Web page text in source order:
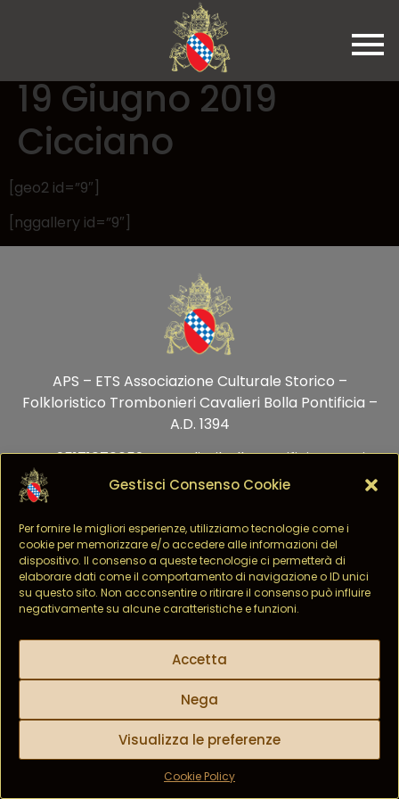
Gestisci Consenso Cookie
Per fornire le migliori esperienze, utilizziamo tecnologie come i
cookie per memorizzare e/o accedere alle informazioni del
dispositivo. Il consenso a queste tecnologie ci permetterà di
elaborare dati come il comportamento di navigazione o ID unici
su questo sito. Non acconsentire o ritirare il consenso può influire
negativamente su alcune caratteristiche e funzioni.
Accetta
Nega
Visualizza le preferenze
Cookie Policy
19 Giugno 2019
Cicciano
[geo2 id=”9″]
[nggallery id=”9″]
APS – ETS Associazione Culturale Storico –
Folkloristico Trombonieri Cavalieri Bolla Pontificia –
A.D. 1394
C.F. 95171070659 – cavalieribollapontificia@pec.it
Via Armando Lamberti, 2, 84013 Cava de’ Tirreni SA
Privacy Policy